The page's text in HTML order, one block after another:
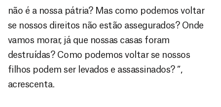
não é a nossa pátria? Mas como podemos voltar
se nossos direitos não estão assegurados? Onde
vamos morar, já que nossas casas foram
destruídas? Como podemos voltar se nossos
filhos podem ser levados e assassinados? ”,
acrescenta.